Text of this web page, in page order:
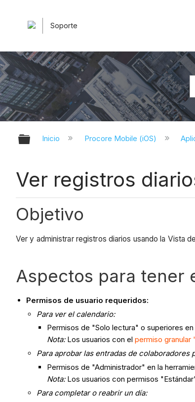
Soporte
Expandir/contraer jerarquía
Inicio Procore Mobile (iOS)
Ver registros
Objetivo
Ver y administrar registros diarios usando la Vista
Aspectos para tener
Permisos de usuario requeridos:
Para ver el calendario:
Permisos de "Solo lectura" o superiores
Nota:Los usuarios con el permiso granular
Para aprobar las entradas de colaboradores
Permisos de "Administrador" en la
Nota:Los usuarios con permisos
Paracompletar o reabrir un día: